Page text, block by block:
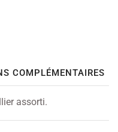
COMPLÉMENTAIRES
assorti.